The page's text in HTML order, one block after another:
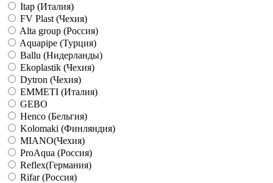
Itap (Италия)
FV Plast (Чехия)
Alta group (Россия)
Aquapipe (Турция)
Ballu (Нидерланды)
Ekoplastik (Чехия)
Dytron (Чехия)
EMMETI (Италия)
GEBO
Henco (Бельгия)
Kolomaki (Финляндия)
MIANO(Чехия)
ProAqua (Россия)
Reflex(Германия)
Rifar (Россия)